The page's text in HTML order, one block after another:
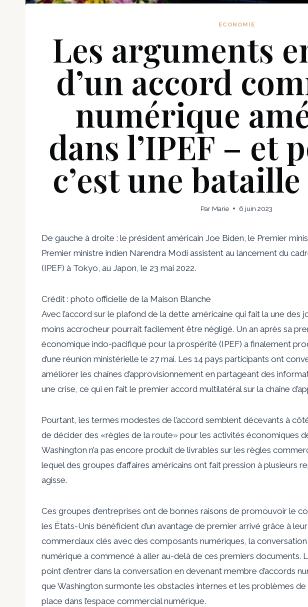
ECONOMIE
Les arguments
d’un accord
numérique
dans l’IPEF – et
c’est une
Par Marie 6 juin 2023
De gauche à droite : le président américain Joe Biden, le Premier
Premier ministre indien Narendra Modi assistent au lancement du
(IPEF) à Tokyo, au Japon, le 23 mai 2022.
Crédit : photo officielle de la Maison Blanche
Avec l’accord sur le plafond de la dette américaine qui fait la une des
moins accrocheur pourrait facilement être négligé. Un an après sa
économique indo-pacifique pour la prospérité (IPEF) a finalement
d’une réunion ministérielle le 27 mai. Les 14 pays participants ont
améliorer les chaînes d’approvisionnement en partageant des
une crise, ce qui en fait le premier accord multilatéral sur la chaîne
Pourtant, les termes modestes de l’accord semblent décevants à
de décider des «règles de la route» pour les activités économiques
Washington n’a pas encore produit de livrables sur les règles
lequel des groupes d’affaires américains ont fait pression à plusieurs
agisse.
Ces groupes d’entreprises ont de bonnes raisons de promouvoir le
les États-Unis bénéficient d’un avantage de premier arrivé grâce à
commerciaux clés avec des composants numériques, la
numérique a commencé à aller au-delà de ces premiers documents.
point d’entrer dans la conversation en devenant membre d’accords
que Washington surmonte les obstacles internes et les problèmes
place dans l’espace commercial numérique.